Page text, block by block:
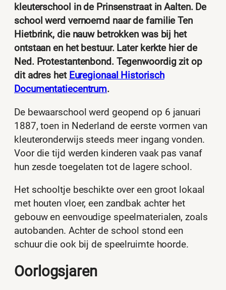
kleuterschool in de Prinsenstraat in Aalten. De
school werd vernoemd naar de familie Ten
Hietbrink, die nauw betrokken was bij het
ontstaan en het bestuur. Later kerkte hier de
Ned. Protestantenbond. Tegenwoordig zit op
dit adres het Euregionaal Historisch
Documentatiecentrum.
De bewaarschool werd geopend op 6 januari
1887, toen in Nederland de eerste vormen van
kleuteronderwijs steeds meer ingang vonden.
Voor die tijd werden kinderen vaak pas vanaf
hun zesde toegelaten tot de lagere school.
Het schooltje beschikte over een groot lokaal
met houten vloer, een zandbak achter het
gebouw en eenvoudige speelmaterialen, zoals
autobanden. Achter de school stond een
schuur die ook bij de speelruimte hoorde.
Oorlogsjaren